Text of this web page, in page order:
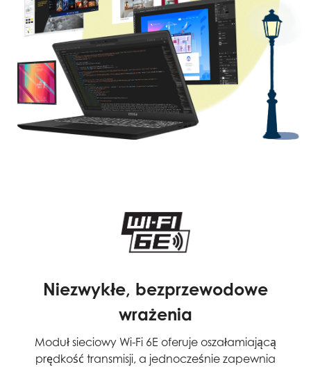
Niezwykłe, bezprzewodowe
wrażenia
Moduł sieciowy Wi-Fi 6E oferuje oszałamiającą
prędkość transmisji, a jednocześnie zapewnia